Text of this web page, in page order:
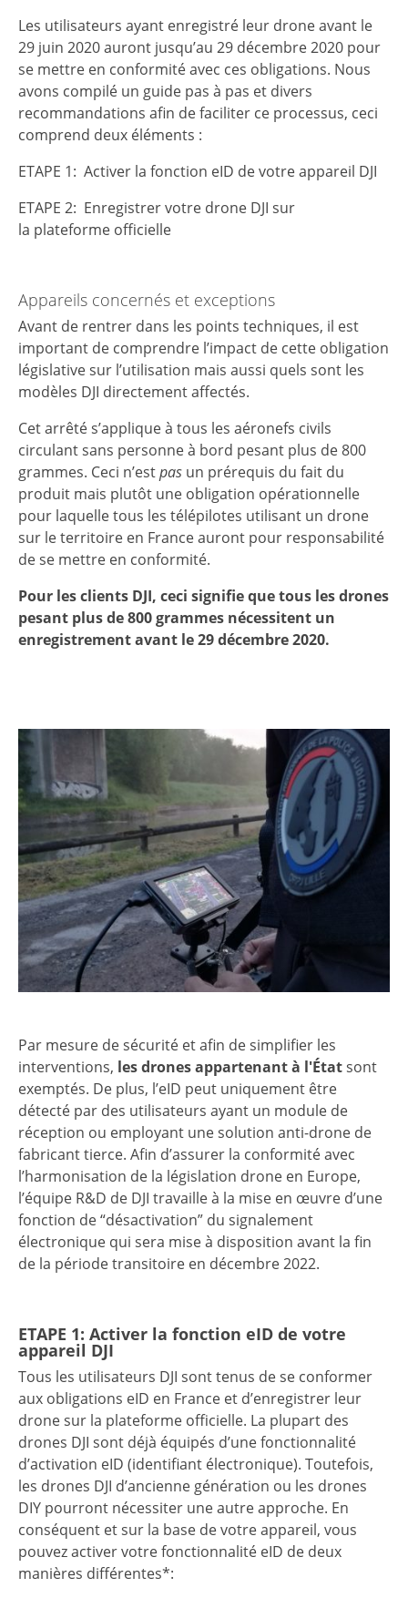
Les utilisateurs ayant enregistré leur drone avant le
29 juin 2020 auront jusqu’au 29 décembre 2020 pour
se mettre en conformité avec ces obligations. Nous
avons compilé un guide pas à pas et divers
recommandations afin de faciliter ce processus, ceci
comprend deux éléments :
ETAPE 1: Activer la fonction eID de votre appareil DJI
ETAPE 2: Enregistrer votre drone DJI sur
la plateforme officielle
Appareils concernés et exceptions
Avant de rentrer dans les points techniques, il est
important de comprendre l’impact de cette obligation
législative sur l’utilisation mais aussi quels sont les
modèles DJI directement affectés.
Cet arrêté s’applique à tous les aéronefs civils
circulant sans personne à bord pesant plus de 800
grammes. Ceci n’estpas un prérequis du fait du
produit mais plutôt une obligation opérationnelle
pour laquelle tous les télépilotes utilisant un drone
sur le territoire en France auront pour responsabilité
de se mettre en conformité.
Pour les clients DJI, ceci signifie que tous les drones
pesant plus de 800 grammes nécessitent un
enregistrement avant le 29 décembre 2020.
Par mesure de sécurité et afin de simplifier les
interventions, les drones appartenant à l'Étatsont
exemptés. De plus, l’eID peut uniquement être
détecté par des utilisateurs ayant un module de
réception ou employant une solution anti-drone de
fabricant tierce. Afin d’assurer la conformité avec
l’harmonisation de la législation drone en Europe,
l’équipe R&D de DJI travaille à la mise en œuvre d’une
fonction de “désactivation” du signalement
électronique qui sera mise à disposition avant la fin
de la période transitoire en décembre 2022.
ETAPE 1: Activer la fonction eID de votre
appareil DJI
Tous les utilisateurs DJI sont tenus de se conformer
aux obligations eID en France et d’enregistrer leur
drone sur la plateforme officielle. La plupart des
drones DJI sont déjà équipés d’une fonctionnalité
d’activation eID (identifiant électronique). Toutefois,
les drones DJI d’ancienne génération ou les drones
DIY pourront nécessiter une autre approche. En
conséquent et sur la base de votre appareil, vous
pouvez activer votre fonctionnalité eID de deux
manières différentes*: